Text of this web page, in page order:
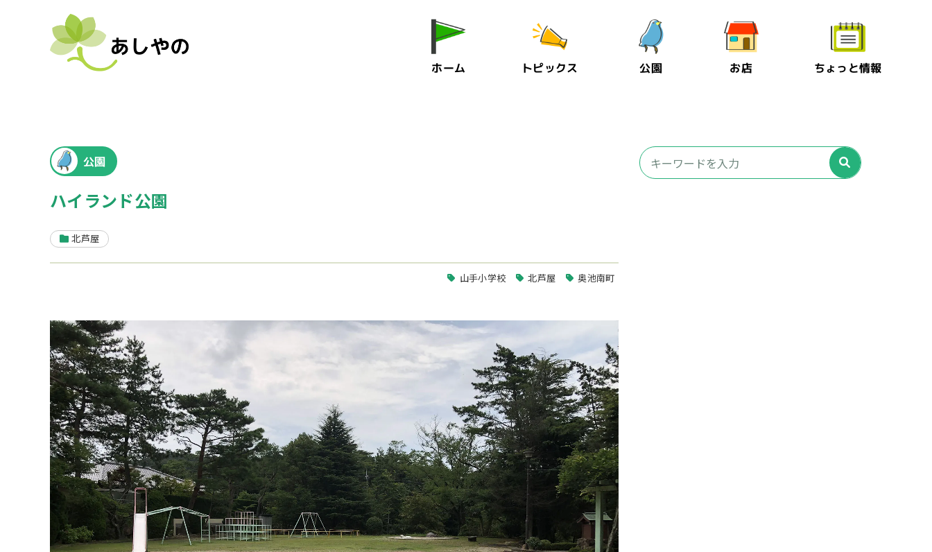
ホーム トピックス 公園 お店 ちょっと情報
公園
ハイランド公園
北芦屋
山手小学校 北芦屋 奥池南町